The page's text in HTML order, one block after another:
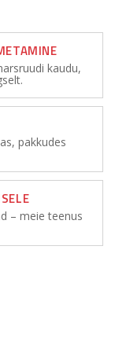
kaudu,
pakkudes
– meie teenus